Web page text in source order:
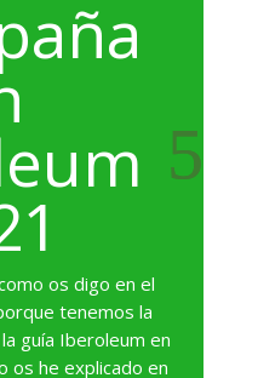
os digo en el
tenemos la
guía Iberoleum en
os he explicado en